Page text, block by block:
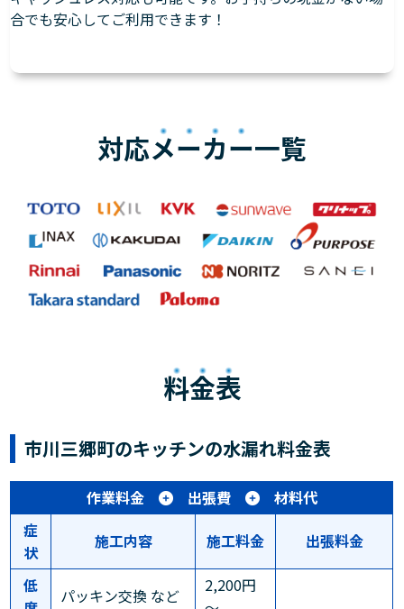
合でも安心してご利用できます！
対応メーカー一覧
料金表
市川三郷町のキッチンの水漏れ料金表
作業料金 出張費
材料代
症
状
施工内容 施工料金 出張料金
低
パッキン交換 など
2,200円